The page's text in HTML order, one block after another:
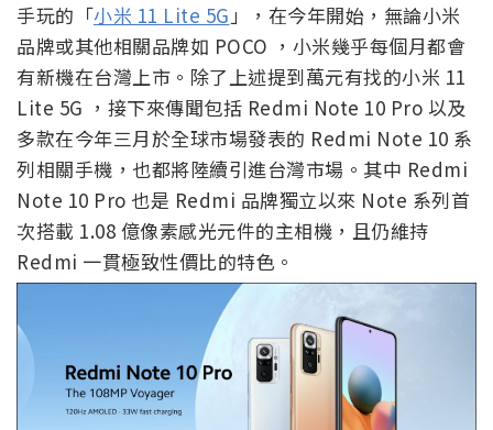
手玩的「小米 11 Lite 5G」，在今年開始，無論小米
品牌或其他相關品牌如 POCO ，小米幾乎每個月都會
有新機在台灣上市。除了上述提到萬元有找的小米 11
Lite 5G ，接下來傳聞包括 Redmi Note 10 Pro 以及
多款在今年三月於全球市場發表的 Redmi Note 10 系
列相關手機，也都將陸續引進台灣市場。其中 Redmi
Note 10 Pro 也是 Redmi 品牌獨立以來 Note 系列首
次搭載 1.08 億像素感光元件的主相機，且仍維持
Redmi 一貫極致性價比的特色。